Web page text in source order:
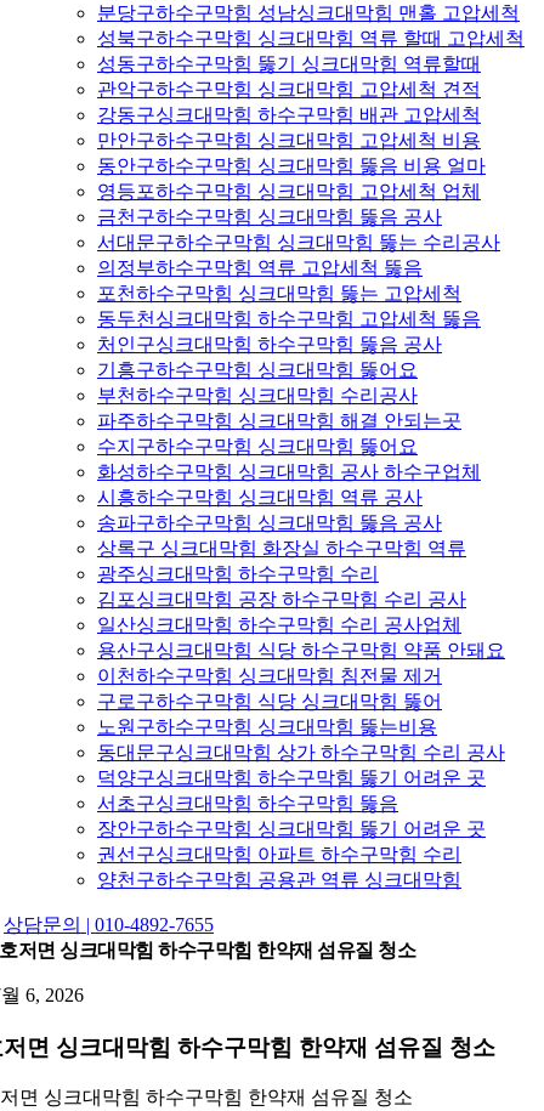
분당구하수구막힘 성남싱크대막힘 맨홀 고압세척
성북구하수구막힘 싱크대막힘 역류 할때 고압세척
성동구하수구막힘 뚫기 싱크대막힘 역류할때
관악구하수구막힘 싱크대막힘 고압세척 견적
강동구싱크대막힘 하수구막힘 배관 고압세척
만안구하수구막힘 싱크대막힘 고압세척 비용
동안구하수구막힘 싱크대막힘 뚫음 비용 얼마
영등포하수구막힘 싱크대막힘 고압세척 업체
금천구하수구막힘 싱크대막힘 뚫음 공사
서대문구하수구막힘 싱크대막힘 뚫는 수리공사
의정부하수구막힘 역류 고압세척 뚫음
포천하수구막힘 싱크대막힘 뚫는 고압세척
동두천싱크대막힘 하수구막힘 고압세척 뚫음
처인구싱크대막힘 하수구막힘 뚫음 공사
기흥구하수구막힘 싱크대막힘 뚫어요
부천하수구막힘 싱크대막힘 수리공사
파주하수구막힘 싱크대막힘 해결 안되는곳
수지구하수구막힘 싱크대막힘 뚫어요
화성하수구막힘 싱크대막힘 공사 하수구업체
시흥하수구막힘 싱크대막힘 역류 공사
송파구하수구막힘 싱크대막힘 뚫음 공사
상록구 싱크대막힘 화장실 하수구막힘 역류
광주싱크대막힘 하수구막힘 수리
김포싱크대막힘 공장 하수구막힘 수리 공사
일산싱크대막힘 하수구막힘 수리 공사업체
용산구싱크대막힘 식당 하수구막힘 약품 안돼요
이천하수구막힘 싱크대막힘 침전물 제거
구로구하수구막힘 식당 싱크대막힘 뚫어
노원구하수구막힘 싱크대막힘 뚫는비용
동대문구싱크대막힘 상가 하수구막힘 수리 공사
덕양구싱크대막힘 하수구막힘 뚫기 어려운 곳
서초구싱크대막힘 하수구막힘 뚫음
장안구하수구막힘 싱크대막힘 뚫기 어려운 곳
권선구싱크대막힘 아파트 하수구막힘 수리
양천구하수구막힘 공용관 역류 싱크대막힘
상담문의 | 010-4892-7655
호저면 싱크대막힘 하수구막힘 한약재 섬유질 청소
6, 2026
면 싱크대막힘 하수구막힘 한약재 섬유질 청소
면 싱크대막힘 하수구막힘 한약재 섬유질 청소